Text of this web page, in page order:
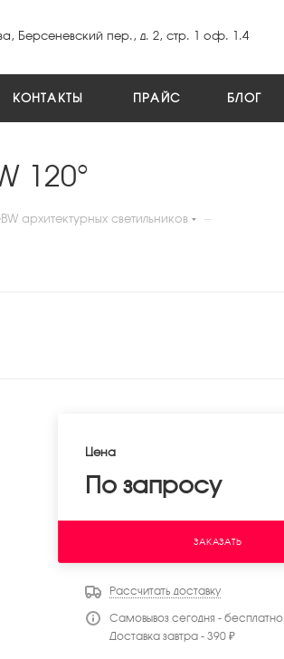
Берсеневский пер., д. 2, стр. 1 оф. 1.4
КОНТАКТЫ ПРАЙС БЛОГ
120°
архитектурных светильников —
Цена
По запросу
ЗАКАЗАТЬ
Рассчитать доставку
Самовывоз сегодня - бесплатно
Доставка завтра - 390 ₽